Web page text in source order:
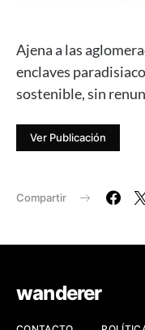
Ajena a las
enclaves
sostenible, sin
Ver Publicación
Compartir
wanderer